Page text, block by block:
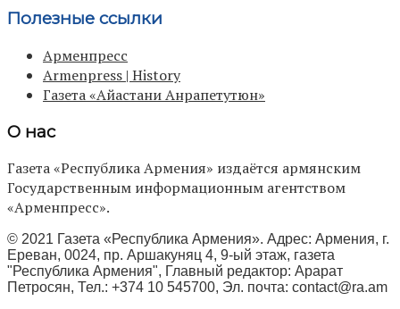
Полезные ссылки
Арменпресс
Armenpress | History
Газета «Айастани Анрапетутюн»
О нас
Газета «Республика Армения» издаётся армянским
Государственным информационным агентством
«Арменпресс».
© 2021 Газета «Республика Армения». Адрес: Армения, г.
Ереван, 0024, пр. Аршакуняц 4, 9-ый этаж, газета
"Республика Армения", Главный редактор: Арарат
Петросян, Тел.: +374 10 545700, Эл. почта: contact@ra.am